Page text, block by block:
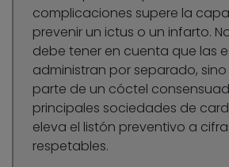
complicaciones supere la
prevenir un ictus o un infarto.
debe tener en cuenta que las
administran por separado,
parte de un cóctel
principales sociedades de
eleva el listón preventivo a
respetables.